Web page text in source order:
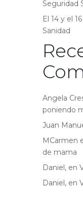
Seguridad
El 14 y el
Sanidad
Angela
poniendo
Juan
MCarmen
de mama
Daniel, en
Daniel, en